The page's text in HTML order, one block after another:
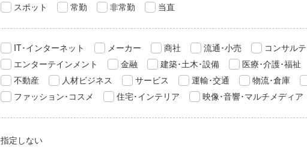
スポット 常勤 非常勤 当直
IT･インターネット メーカー 商社 流通･小売
コンサル
エンターテインメント
金融 建築･土木･設備
医療･介護･福祉
不動産
人材ビジネス サービス 運輸･交通
物流･倉庫
ファッション･コスメ
住宅･インテリア 映像･音響･マルチメディア
指定しない